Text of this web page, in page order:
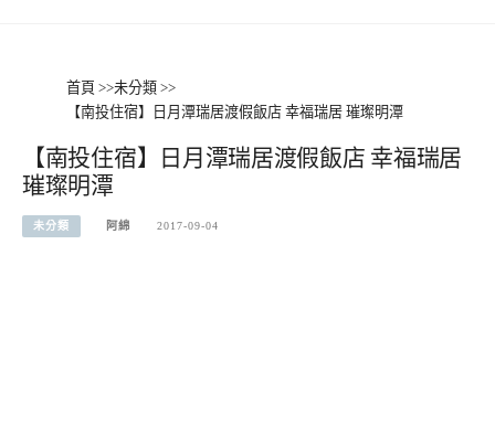
首頁 >>未分類 >>
【南投住宿】日月潭瑞居渡假飯店 幸福瑞居 璀璨明潭
【南投住宿】日月潭瑞居渡假飯店 幸福瑞居
璀璨明潭
未分類 阿綿 2017-09-04